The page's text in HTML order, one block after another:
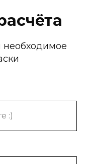
необходимое